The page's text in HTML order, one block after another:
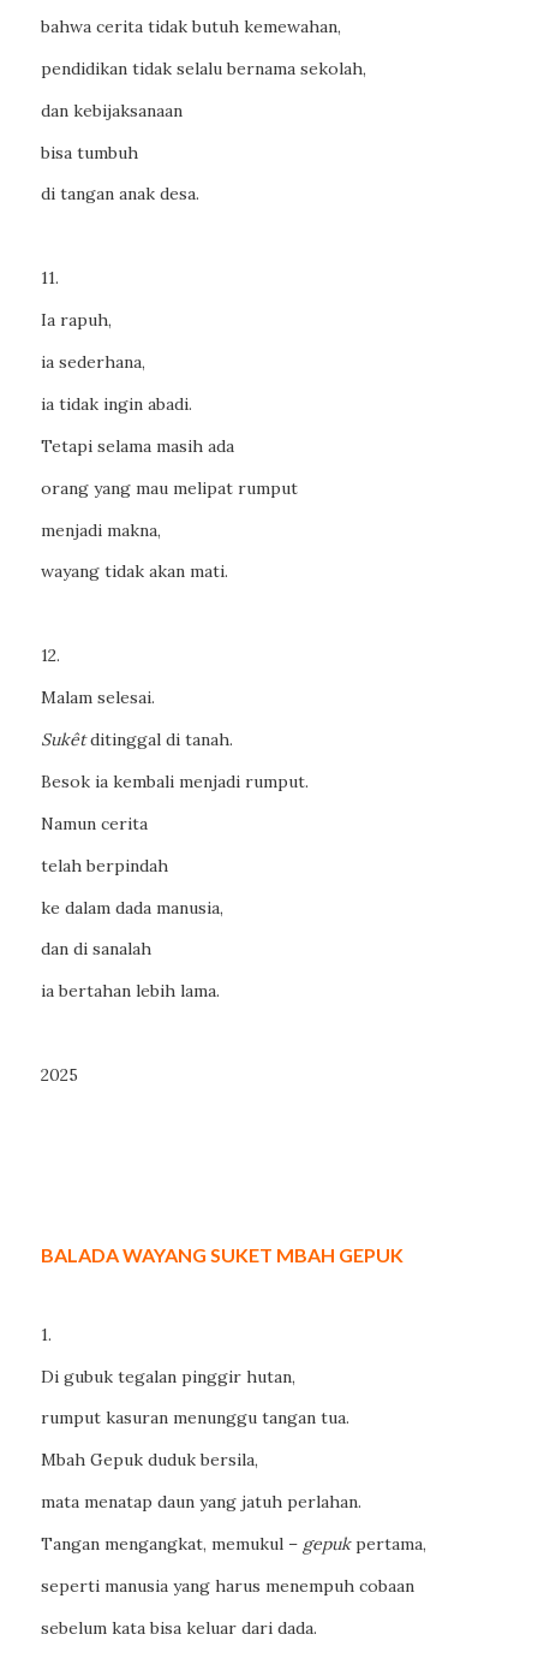
bahwa cerita tidak butuh kemewahan,
pendidikan tidak selalu bernama sekolah,
dan kebijaksanaan
bisa tumbuh
di tangan anak desa.
11.
Ia rapuh,
ia sederhana,
ia tidak ingin abadi.
Tetapi selama masih ada
orang yang mau melipat rumput
menjadi makna,
wayang tidak akan mati.
12.
Malam selesai.
Sukêtditinggal di tanah.
Besok ia kembali menjadi rumput.
Namun cerita
telah berpindah
ke dalam dada manusia,
dan di sanalah
ia bertahan lebih lama.
2025
BALADA WAYANG SUKET MBAH GEPUK
1.
Di gubuk tegalan pinggir hutan,
rumput kasuran menunggu tangan tua.
Mbah Gepuk duduk bersila,
mata menatap daun yang jatuh perlahan.
Tangan mengangkat, memukul – gepukpertama,
seperti manusia yang harus menempuh cobaan
sebelum kata bisa keluar dari dada.